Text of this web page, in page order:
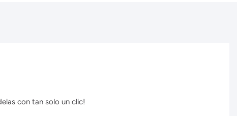
con tan solo un clic!